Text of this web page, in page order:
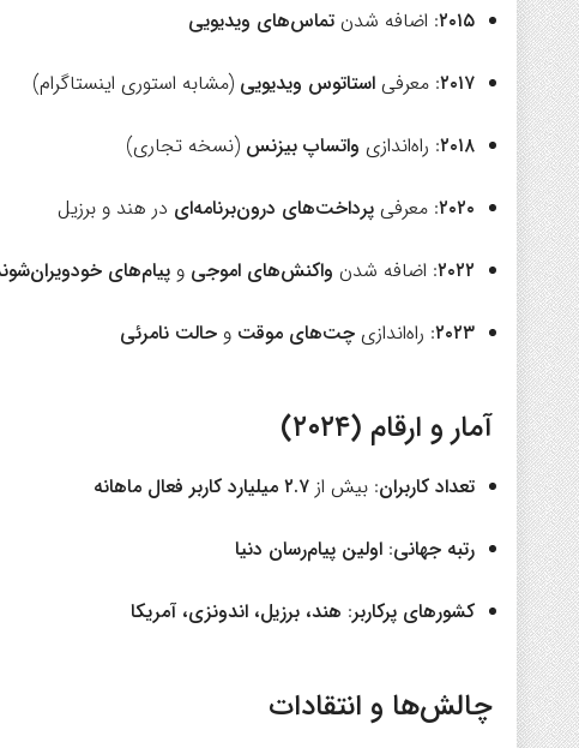
۲۰۱۵: اضافه شدن تماس‌های ویدیویی
۲۰۱۷: معرفی استاتوس ویدیویی (مشابه استوری اینستاگرام)
۲۰۱۸: راه‌اندازی واتساپ بیزنس (نسخه تجاری)
۲۰۲۰: معرفی پرداخت‌های درون‌برنامه‌ای در هند و برزیل
۲۰۲۲: اضافه شدن واکنش‌های اموجی و پیام‌های
۲۰۲۳: راه‌اندازی چت‌های موقت و حالت نامرئی
آمار و ارقام (۲۰۲۴)
تعداد کاربران: بیش از ۲.۷ میلیارد کاربر فعال ماهانه
رتبه جهانی: اولین پیام‌رسان دنیا
کشورهای پرکاربر: هند، برزیل، اندونزی، آمریکا
چالش‌ها و انتقادات